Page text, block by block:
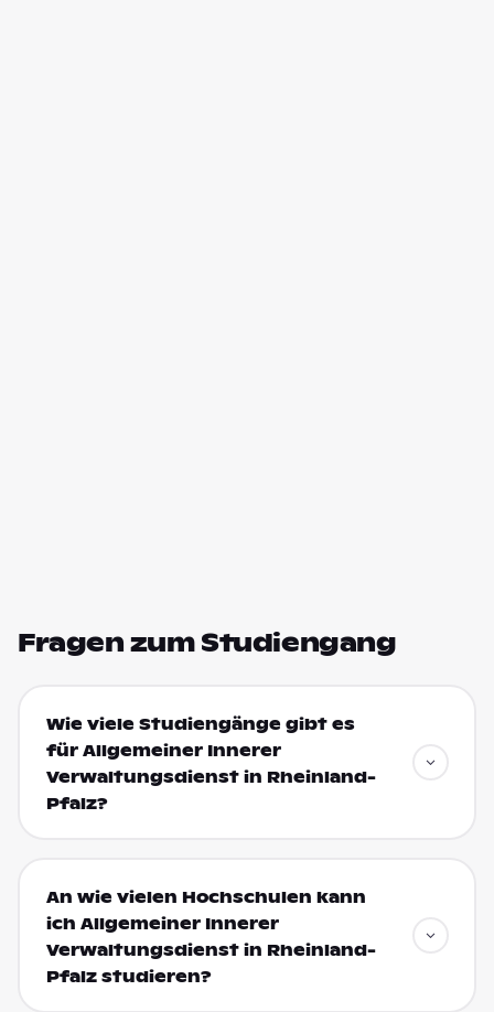
Fragen zum Studiengang
Wie viele Studiengänge gibt es
für Allgemeiner Innerer
Verwaltungsdienst in Rheinland-
Pfalz?
An wie vielen Hochschulen kann
ich Allgemeiner Innerer
Verwaltungsdienst in Rheinland-
Pfalz studieren?